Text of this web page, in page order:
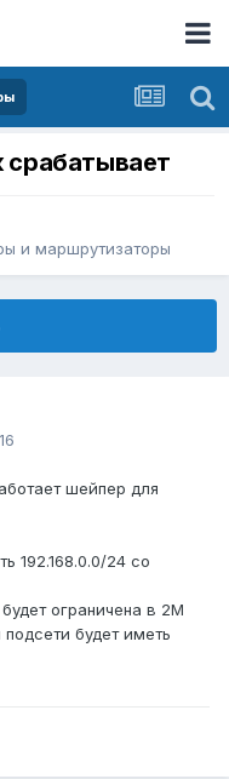
срабатывает
и маршрутизаторы
шейпер для
192.168.0.0/24 со
ограничена в 2М
будет иметь